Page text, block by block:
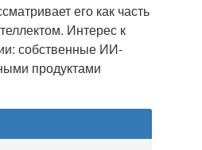
его как часть
Интерес к
собственные ИИ-
продуктами